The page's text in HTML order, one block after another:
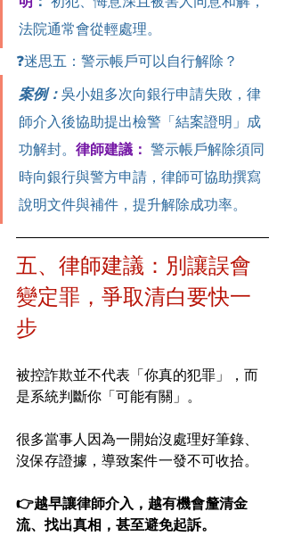
法院通常會從輕處理。
❓迷思五：警示帳戶可以自行解除？
案例： 吳小姐多次向銀行申請失敗，律
師介入後協助提出檢警「結案證明」成
功解封。 律師建議： 警示帳戶解除須同
時向銀行與警方申請，律師可協助撰寫
說明文件與補件，提升解除成功率。
五、律師建議：別讓誤會
變定罪，爭取清白要快一
步
被控詐欺並不代表「你真的犯罪」，而
是系統判斷你「可能有關」。
很多當事人因為一開始沒處理好筆錄、
沒保存證據，導致案件一發不可收拾。
👉越早讓律師介入，越有機會釐清金
流、找出真相，甚至避免起訴。